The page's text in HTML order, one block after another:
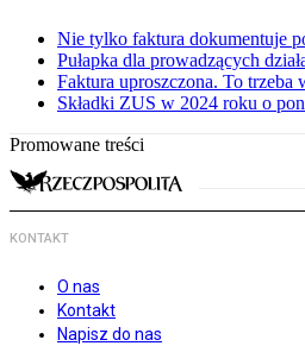
Nie tylko faktura dokumentuje
Pułapka dla prowadzących
Faktura uproszczona. To
Składki ZUS w 2024 roku o
Promowane treści
KONTAKT
O nas
Kontakt
Napisz do nas